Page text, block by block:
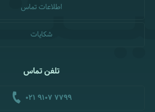
اطلاعات تماس
شکایات
تلفن تماس
021 9107 7799